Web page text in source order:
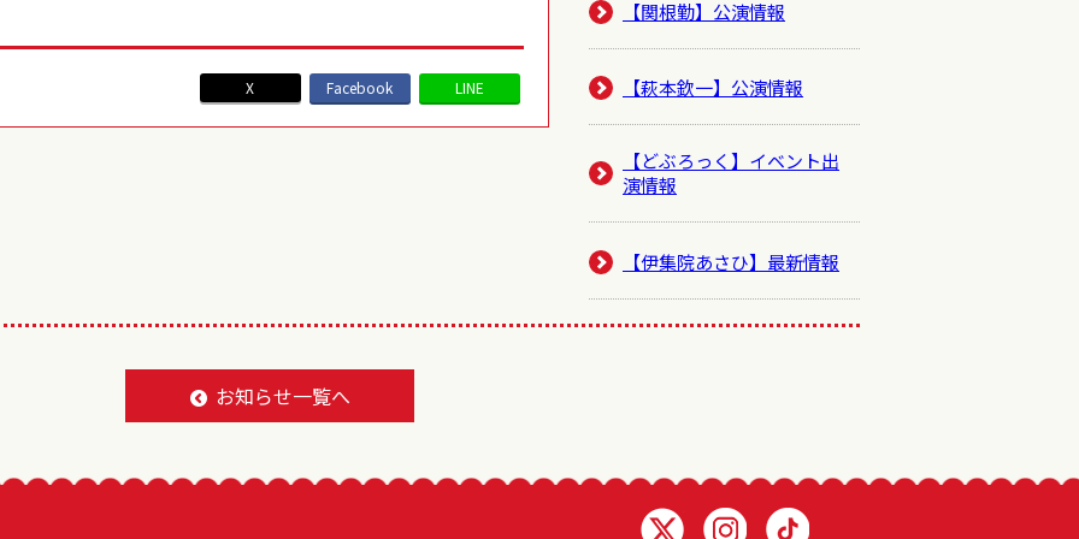
LINE
Facebook
X
【関根勤】公演情報
【萩本欽一】公演情報
【どぶろっく】イベント出
演情報
【伊集院あさひ】最新情報
お知らせ一覧へ
Twitter 浅井企画Instagram 浅井企画